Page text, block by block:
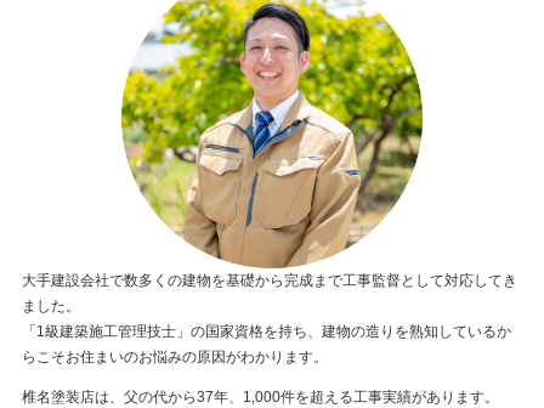
大手建設会社で数多くの建物を基礎から完成まで工事監督として対応してき
ました。
「1級建築施工管理技士」の国家資格を持ち、建物の造りを熟知しているか
らこそお住まいのお悩みの原因がわかります。
椎名塗装店は、父の代から37年、1,000件を超える工事実績があります。